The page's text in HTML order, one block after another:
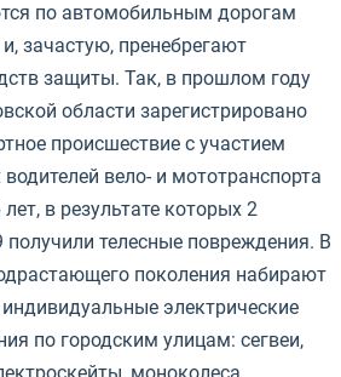
по автомобильным дорогам
зачастую, пренебрегают
защиты. Так, в прошлом году
области зарегистрировано
происшествие с участием
вело- и мототранспорта
в результате которых 2
получили телесные повреждения. В
поколения набирают
электрические
по городским улицам: сегвеи,
моноколеса,